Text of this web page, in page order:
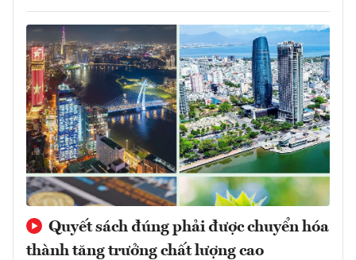
Quyết sách đúng phải được chuyển hóa
thành tăng trưởng chất lượng cao